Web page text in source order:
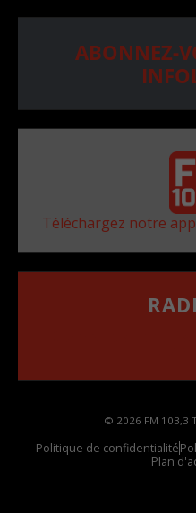
ABONNEZ-
Téléchargez notre
© 2026 FM 103,3
Politique de confidentialité
Plan